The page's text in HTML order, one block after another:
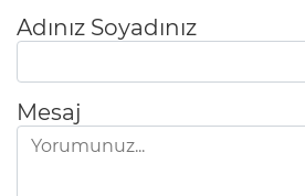
Adınız Soyadınız
Mesaj